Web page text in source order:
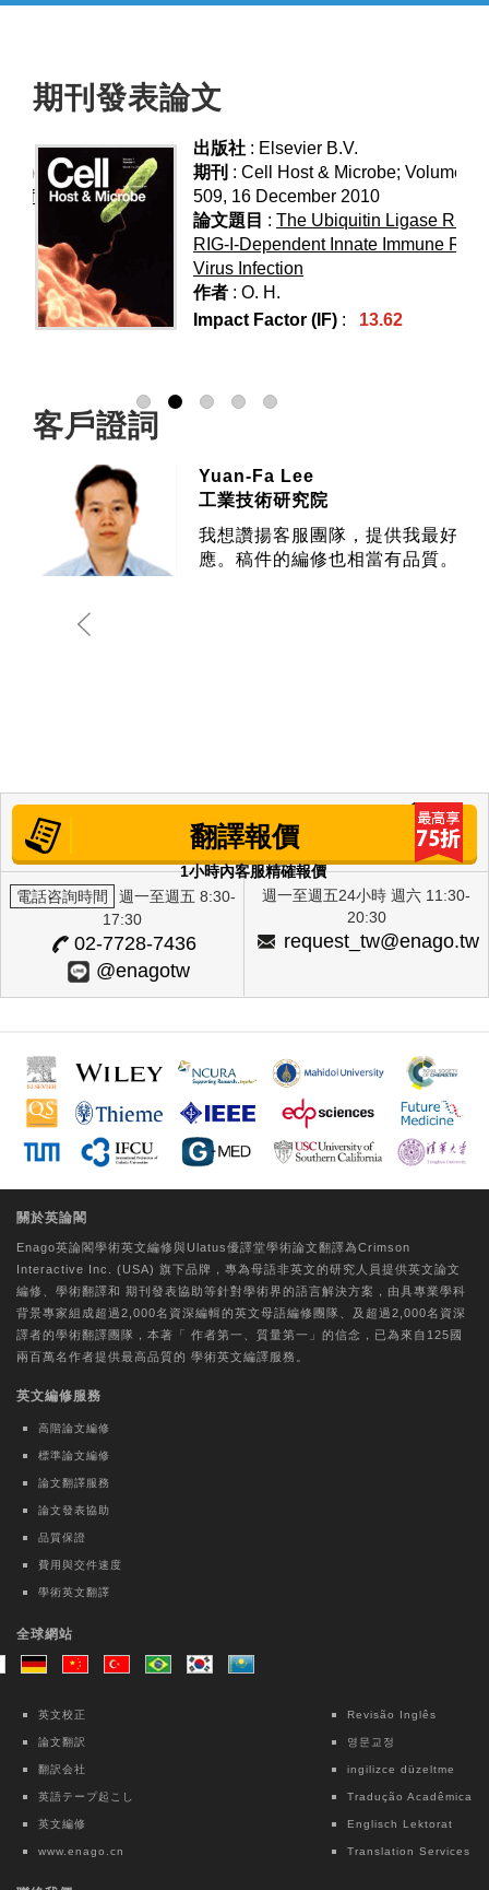
期刊發表論文
出版社: Elsevier B.V.
期刊 : Cell Host & Microbe; Volume 8,
509, 16 December 2010
論文題目 : The Ubiquitin Ligase
RIG-I-Dependent Innate Immune
Virus Infection
作者: O. H.
Impact Factor (IF): 13.62
客戶證詞
Yuan-Fa Lee
工業技術研究院
我想讚揚客服團隊，提供我最好的
應。稿件的編修也相當有品質。
翻譯報價
1小時內客服精確報價
電話咨詢時間
週一至週五 8:30-
17:30
02-7728-7436
@enagotw
週一至週五24小時 週六 11:30-
20:30
request_tw@enago.tw
關於英論閣
Enago英論閣學術英文編修與Ulatus優譯堂學術論文翻譯為Crimson
Interactive Inc. (USA) 旗下品牌，專為母語非英文的研究人員提供英文論文
編修、 學術翻譯和 期刊發表協助等針對學術界的語言解決方案，由具專業學科
背景專家組成超過2,000名資深編輯的英文母語編修團隊、及超過2,000名資深
譯者的學術翻譯團隊 ，本著「 作者第一、質量第一 」的信念，已為來自125國
兩百萬名作者提供最高品質的 學術英文編譯服務。
英文編修服務
高階論文編修
標準論文編修
論文翻譯服務
論文發表協助
品質保證
費用與交件速度
學術英文翻譯
全球網站
英文校正
論文翻訳
翻訳会社
英語テープ起こし
英文編修
www.enago.cn
Revisão Inglês
영문교정
ingilizce düzeltme
Tradução Acadêmica
Englisch Lektorat
Translation Services